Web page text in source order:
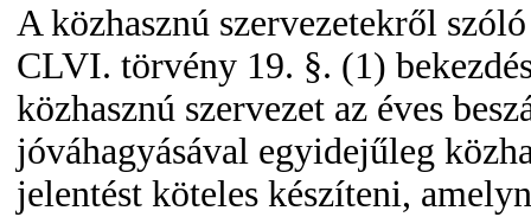
A közhasznú szervezetekről
CLVI. törvény 19. §. (1)
közhasznú szervezet az éves
jóváhagyásával egyidejűleg
jelentést köteles készíteni,